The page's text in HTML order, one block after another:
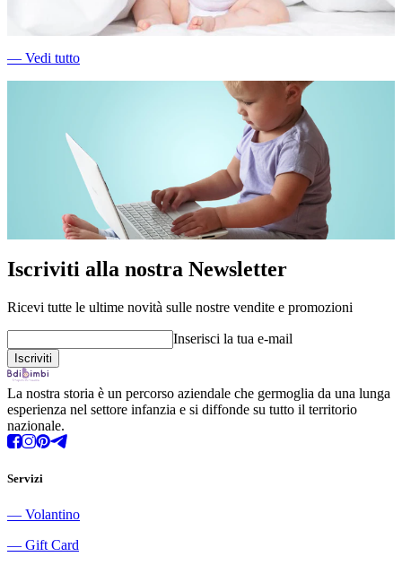
― Vedi tutto
Iscriviti alla nostra Newsletter
Ricevi tutte le ultime novità sulle nostre vendite e promozioni
Inserisci la tua e-mail
La nostra storia è un percorso aziendale che germoglia da una lunga
esperienza nel settore infanzia e si diffonde su tutto il territorio
nazionale.
Servizi
― Volantino
― Gift Card